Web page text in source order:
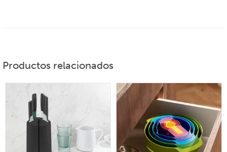
Productos relacionados